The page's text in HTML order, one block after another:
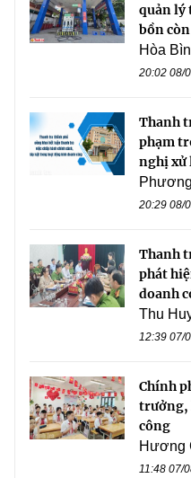
quản lý
bồn
Hòa
20:02 08/
Thanh
phạm
nghị xử
20:29 08/
Thanh
phát
doanh
Thu
12:39 07/
Chính
trưởng,
công
Hương
11:48 07/